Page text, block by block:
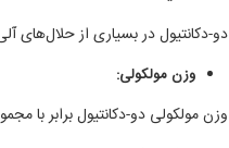
دو-دکانتیول در بسیاری از
وزن مولکولی:
وزن مولکولی دو-دکانتیول برابر با مجموع